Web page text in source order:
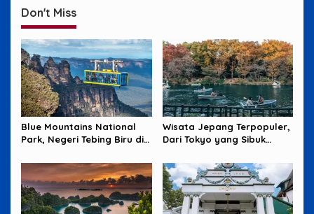
Don't Miss
Blue Mountains National
Park, Negeri Tebing Biru di
Wisata Jepang Terpopuler,
Dari Tokyo yang Sibuk
Santai